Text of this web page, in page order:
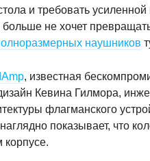
и требовать
больше не хочет
наушников
, известная
Кевина Гилмора,
флагманского
показывает, что
корпусе.